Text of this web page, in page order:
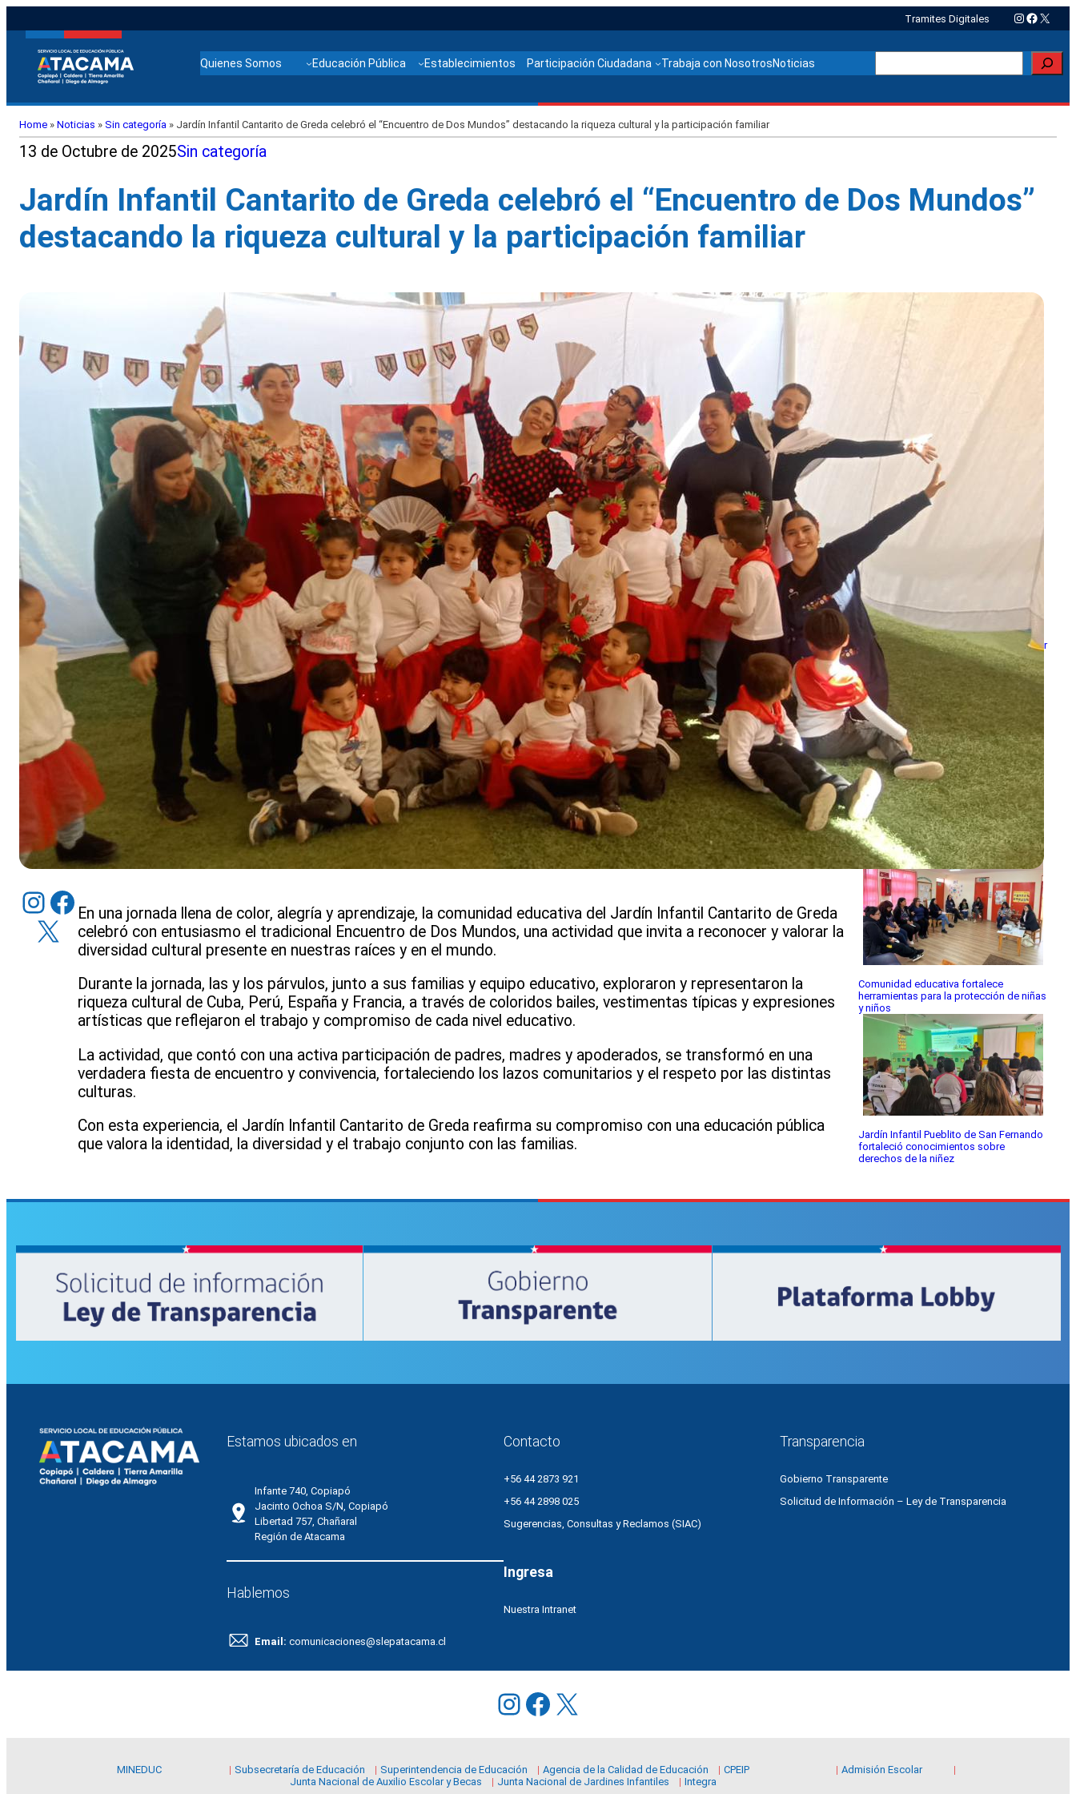
Tramites Digitales Instagram
X
Quienes Somos Educación Pública Establecimientos Participación Ciudadana Trabaja con NosotrosNoticias
Home » Noticias » Sin categoría » Jardín Infantil Cantarito de Greda celebró el “Encuentro de Dos Mundos” destacando la riqueza cultural y la participación familiar
13 de Octubre de 2025Sin categoría
Jardín Infantil Cantarito de Greda celebró el “Encuentro de Dos Mundos”
destacando la riqueza cultural y la participación familiar
Instagram Facebook
X
En una jornada llena de color, alegría y aprendizaje, la comunidad educativa del Jardín Infantil Cantarito de Greda
celebró con entusiasmo el tradicional Encuentro de Dos Mundos, una actividad que invita a reconocer y valorar la
diversidad cultural presente en nuestras raíces y en el mundo.
Durante la jornada, las y los párvulos, junto a sus familias y equipo educativo, exploraron y representaron la
riqueza cultural de Cuba, Perú, España y Francia, a través de coloridos bailes, vestimentas típicas y expresiones
artísticas que reflejaron el trabajo y compromiso de cada nivel educativo.
La actividad, que contó con una activa participación de padres, madres y apoderados, se transformó en una
verdadera fiesta de encuentro y convivencia, fortaleciendo los lazos comunitarios y el respeto por las distintas
culturas.
Con esta experiencia, el Jardín Infantil Cantarito de Greda reafirma su compromiso con una educación pública
que valora la identidad, la diversidad y el trabajo conjunto con las familias.
Otras noticias relacionadas
Escuela Pedro León Gallo celebró 70
años de historia, identidad y
compromiso con la educación pública
Escuela Abraham Sepúlveda Pizarro
realizó primera Expo Liceos para orientar
trayectorias educativas
Escuela Las Canteras celebró 161 años
de historia y compromiso con la
educación pública
Comunidad educativa fortalece
herramientas para la protección de niñas
y niños
Jardín Infantil Pueblito de San Fernando
fortaleció conocimientos sobre
derechos de la niñez
Estamos ubicados en
Infante 740, Copiapó
Jacinto Ochoa S/N, Copiapó
Libertad 757, Chañaral
Región de Atacama
Hablemos
Email: comunicaciones@slepatacama.cl
Contacto
+56 44 2873 921
+56 44 2898 025
Sugerencias, Consultas y Reclamos (SIAC)
Ingresa
Nuestra Intranet
Transparencia
Gobierno Transparente
Solicitud de Información – Ley de Transparencia
Instagram
Facebook
X
MINEDUC Subsecretaría de Educación Superintendencia de Educación Agencia de la Calidad de Educación CPEIP
Admisión Escolar
Junta Nacional de Auxilio Escolar y Becas
Junta Nacional de Jardines Infantiles Integra